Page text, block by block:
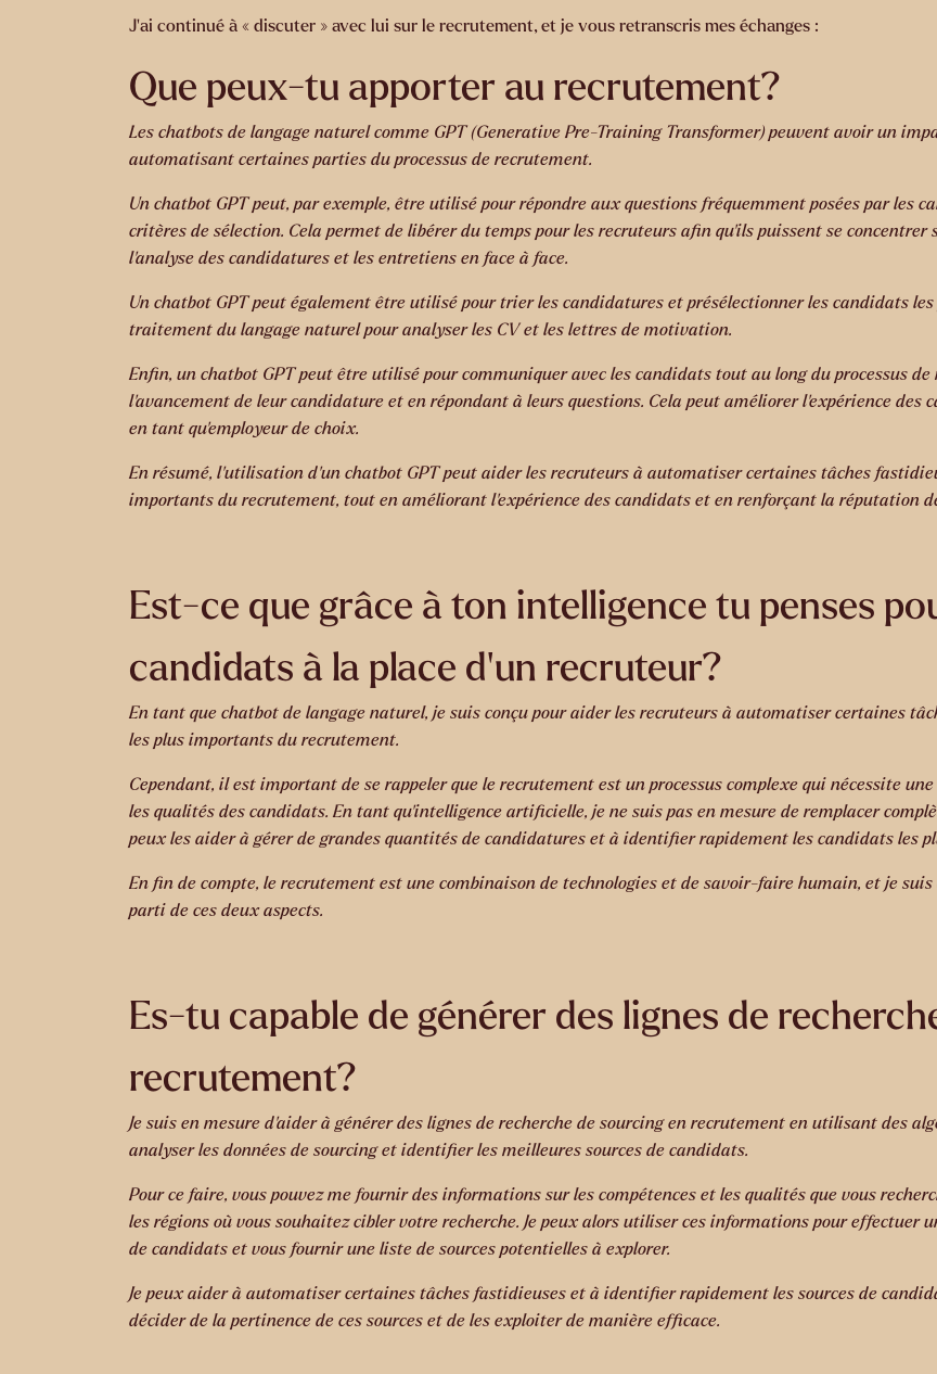
J’ai continué à « discuter » avec lui sur le recrutement, et je vous retranscris mes échanges :
Que peux-tu apporter au recrutement?
Les chatbots de langage naturel comme GPT (Generative Pre-Training Transformer) peuvent avoir un
automatisant certaines parties du processus de recrutement.
Un chatbot GPT peut, par exemple, être utilisé pour répondre aux questions fréquemment posées par les
critères de sélection. Cela permet de libérer du temps pour les recruteurs afin qu’ils puissent se
l’analyse des candidatures et les entretiens en face à face.
Un chatbot GPT peut également être utilisé pour trier les candidatures et présélectionner les candidats
traitement du langage naturel pour analyser les CV et les lettres de motivation.
Enfin, un chatbot GPT peut être utilisé pour communiquer avec les candidats tout au long du processus
l’avancement de leur candidature et en répondant à leurs questions. Cela peut améliorer l’expérience
en tant qu’employeur de choix.
En résumé, l’utilisation d’un chatbot GPT peut aider les recruteurs à automatiser certaines tâches
importants du recrutement, tout en améliorant l’expérience des candidats et en renforçant la réputation
Est-ce que grâce à ton intelligence tu penses
candidats à la place d’un recruteur?
En tant que chatbot de langage naturel, je suis conçu pour aider les recruteurs à automatiser certaines
les plus importants du recrutement.
Cependant, il est important de se rappeler que le recrutement est un processus complexe qui nécessite
les qualités des candidats. En tant qu’intelligence artificielle, je ne suis pas en mesure de remplacer
peux les aider à gérer de grandes quantités de candidatures et à identifier rapidement les candidats les
En fin de compte, le recrutement est une combinaison de technologies et de savoir-faire humain, et je
parti de ces deux aspects.
Es-tu capable de générer des lignes de
recrutement?
Je suis en mesure d’aider à générer des lignes de recherche de sourcing en recrutement en utilisant des
analyser les données de sourcing et identifier les meilleures sources de candidats.
Pour ce faire, vous pouvez me fournir des informations sur les compétences et les qualités que vous
les régions où vous souhaitez cibler votre recherche. Je peux alors utiliser ces informations pour effectuer
de candidats et vous fournir une liste de sources potentielles à explorer.
Je peux aider à automatiser certaines tâches fastidieuses et à identifier rapidement les sources de
décider de la pertinence de ces sources et de les exploiter de manière efficace.